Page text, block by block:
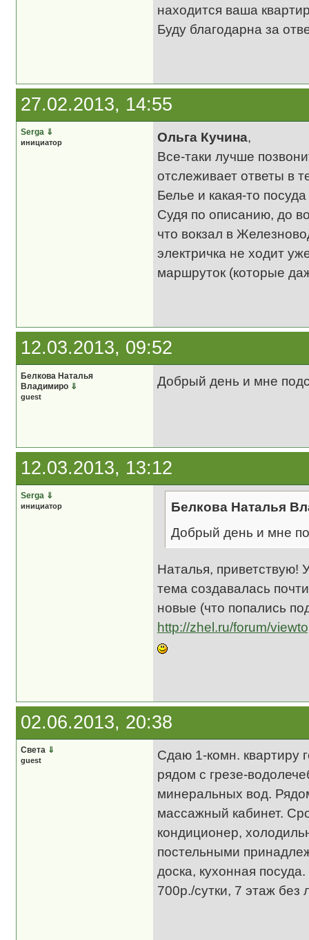
находится ваша
Буду благодарна за
27.02.2013, 14:55
Serga ⇓
инициатор Ольга Кучина,
Все-таки лучше
отслеживает ответы в
Белье и какая-то
Судя по описанию, до
что вокзал в
электричка не ходит
маршруток (которые
12.03.2013, 09:52
Белкова Наталья
Владимиро ⇓
guest
Добрый день и мне
12.03.2013, 13:12
Serga ⇓
инициатор
Белкова Наталья
Добрый день и мне
Наталья,
тема создавалась
новые (что попались
http://zhel.ru/forum/
02.06.2013, 20:38
Света ⇓
guest
Сдаю 1-комн. квартиру
рядом с грезе-
минеральных вод.
массажный кабинет.
кондиционер,
постельными
доска, кухонная
700р./сутки, 7 этаж